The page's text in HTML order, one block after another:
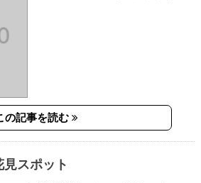
の記事を読む
スポット